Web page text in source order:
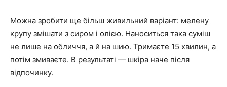
Можна зробити ще більш живильний варіант: мелену
крупу змішати з сиром і олією. Наноситься така суміш
не лише на обличчя, а й на шию. Тримаєте 15 хвилин, а
потім змиваєте. В результаті — шкіра наче після
відпочинку.